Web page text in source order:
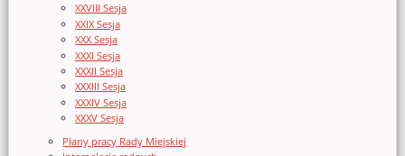
XXVIII Sesja
XXIX Sesja
XXX Sesja
XXXI Sesja
XXXII Sesja
XXXIII Sesja
XXXIV Sesja
XXXV Sesja
Plany pracy Rady Miejskiej